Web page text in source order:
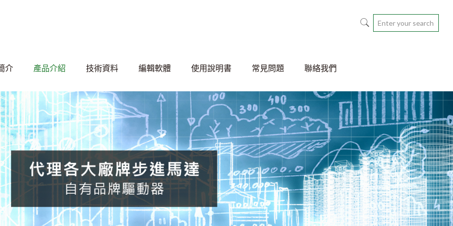
介 產品介紹 技術資料 編輯軟體 使用說明書 常見問題 聯絡我們